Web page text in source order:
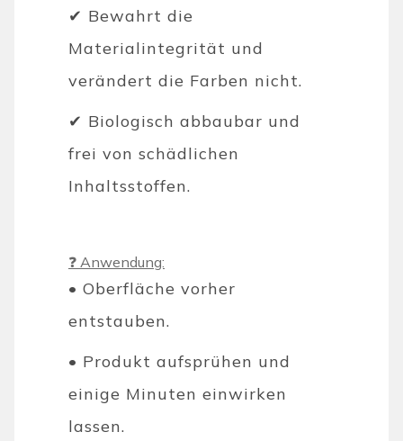
✔ Bewahrt die
Materialintegrität und
verändert die Farben nicht.
✔ Biologisch abbaubar und
frei von schädlichen
Inhaltsstoffen.
❓ Anwendung:
• Oberfläche vorher
entstauben.
• Produkt aufsprühen und
einige Minuten einwirken
lassen.